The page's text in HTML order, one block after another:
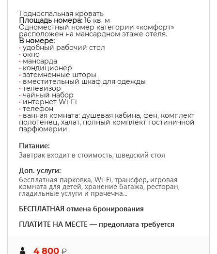
1 односпальная кровать
Площадь номера: 16 кв. м
Одноместный номер категории «комфорт»
расположен на мансардном этаже отеля.
В номере:
• удобный рабочий стол
• окно
• мансарда
• кондиционер
• затемнённые шторы
• вместительный шкаф для одежды
• телевизор
• чайный набор
• интернет Wi-Fi
• телефон
• ванная комната: душевая кабина, фен, комплект
полотенец, халат, полный комплект гостиничной
парфюмерии
Питание:
Завтрак входит в стоимость, шведский стол
Доп. услуги:
бесплатная парковка, Wi-Fi, трансфер, игровая
комната для детей, хранение багажа, ресторан,
гладильные услуги и прачечна...
БЕСПЛАТНАЯ отмена бронирования
ПЛАТИТЕ НА МЕСТЕ — предоплата требуется
4 800 ₽